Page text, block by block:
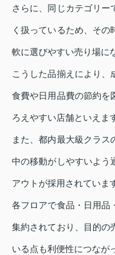
さらに、同じカテゴリー
く扱っているため、そ
軟に選びやすい売り場に
こうした品揃えにより、
食費や日用品費の節約を
ろえやすい店舗といえま
また、都内最大級クラ
中の移動がしやすいよう
アウトが採用されていま
各フロアで食品・日用品
集約されており、目的の
いる点も利便性につなが